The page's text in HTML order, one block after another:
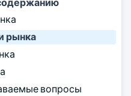
рынка
вопросы